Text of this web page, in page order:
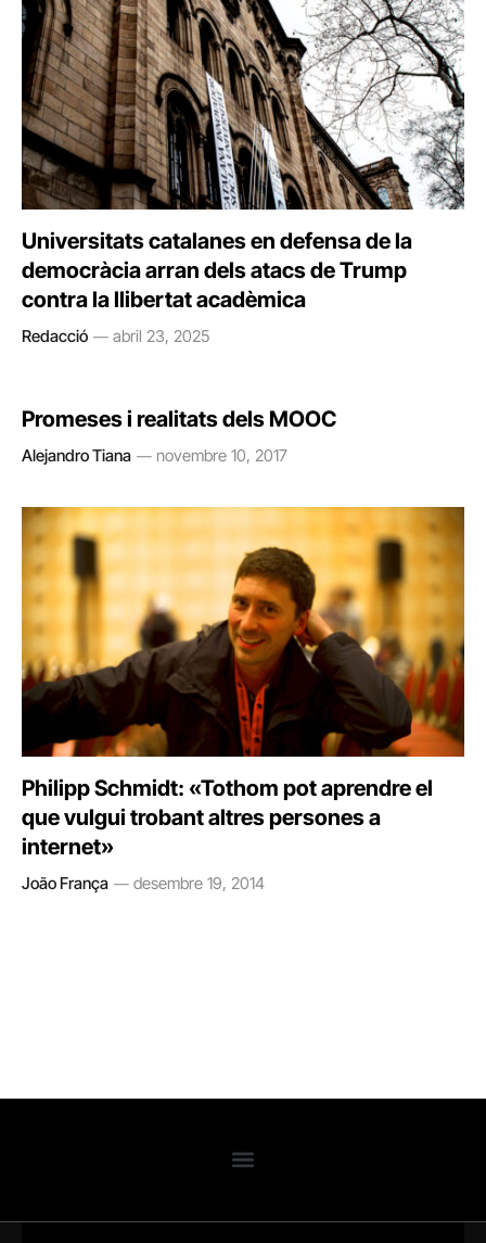
Universitats catalanes en defensa de la
democràcia arran dels atacs de Trump
contra la llibertat acadèmica
Redacció abril 23, 2025
Promeses i realitats dels MOOC
Alejandro Tiana novembre 10, 2017
Philipp Schmidt: «Tothom pot aprendre el
que vulgui trobant altres persones a
internet»
João França desembre 19, 2014